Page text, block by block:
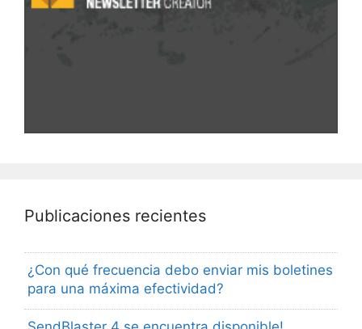
Publicaciones recientes
¿Con qué frecuencia debo enviar mis boletines
para una máxima efectividad?